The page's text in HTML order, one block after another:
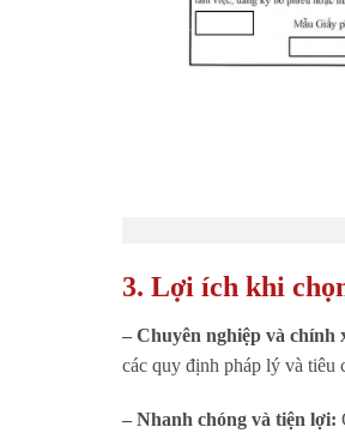
3. Lợi ích khi
– Chuyên nghiệp và chính
các quy định pháp lý và tiêu
– Nhanh chóng và tiện lợi: